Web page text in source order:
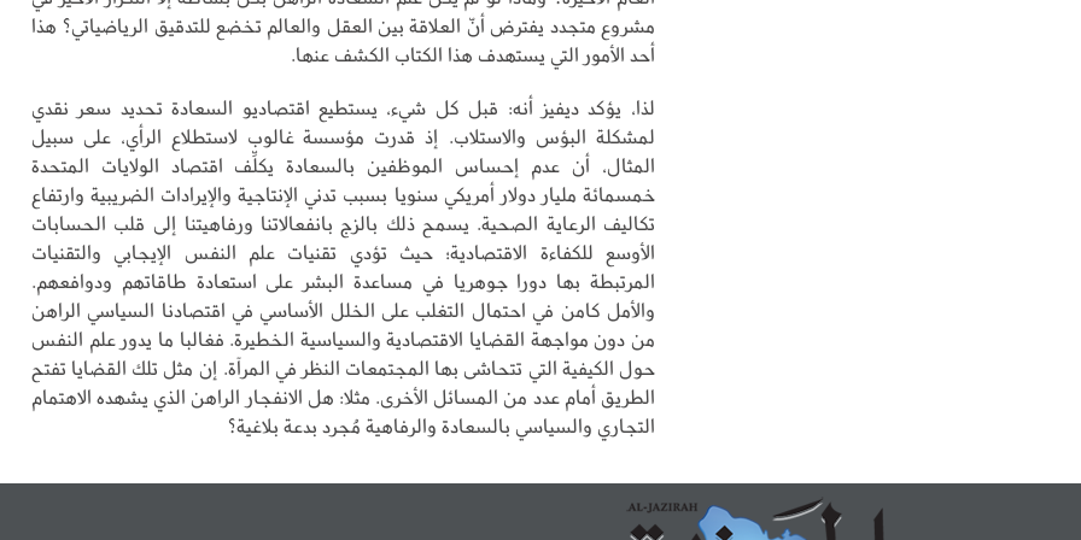
مشروع متجدد يفترض أنّ العلاقة بين العقل والعالم تخضع للتدقيق الرياضياتي؟ هذا
أحد الأمور التي يستهدف هذا الكتاب الكشف عنها.
لذا، يؤكد ديفيز أنه: قبل كل شيء، يستطيع اقتصاديو السعادة تحديد سعر نقدي
لمشكلة البؤس والاستلاب. إذ قدرت مؤسسة غالوب لاستطلاع الرأي، على سبيل
المثال، أن عدم إحساس الموظفين بالسعادة يكلِّف اقتصاد الولايات المتحدة
خمسمائة مليار دولار أمريكي سنويا بسبب تدني الإنتاجية والإيرادات الضريبية وارتفاع
تكاليف الرعاية الصحية. يسمح ذلك بالزج بانفعالاتنا ورفاهيتنا إلى قلب الحسابات
الأوسع للكفاءة الاقتصادية؛ حيث تؤدي تقنيات علم النفس الإيجابي والتقنيات
المرتبطة بها دورا جوهريا في مساعدة البشر على استعادة طاقاتهم ودوافعهم.
والأمل كامن في احتمال التغلب على الخلل الأساسي في اقتصادنا السياسي الراهن
من دون مواجهة القضايا الاقتصادية والسياسية الخطيرة. فغالبا ما يدور علم النفس
حول الكيفية التي تتحاشى بها المجتمعات النظر في المرآة. إن مثل تلك القضايا تفتح
الطريق أمام عدد من المسائل الأخرى. مثلا: هل الانفجار الراهن الذي يشهده الاهتمام
التجاري والسياسي بالسعادة والرفاهية مُجرد بدعة بلاغية؟